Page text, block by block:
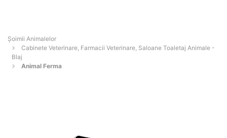
Şoimii Animalelor
Cabinete Veterinare, Farmacii Veterinare, Saloane Toaletaj Animale -
Blaj
Animal Ferma